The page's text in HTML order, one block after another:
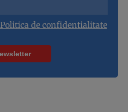
Politica de confidentialitate